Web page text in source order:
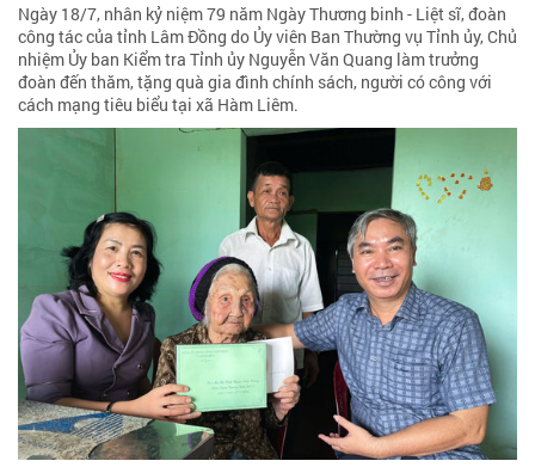
Ngày 18/7, nhân kỷ niệm 79 năm Ngày Thương binh - Liệt sĩ, đoàn
công tác của tỉnh Lâm Đồng do Ủy viên Ban Thường vụ Tỉnh ủy, Chủ
nhiệm Ủy ban Kiểm tra Tỉnh ủy Nguyễn Văn Quang làm trưởng
đoàn đến thăm, tặng quà gia đình chính sách, người có công với
cách mạng tiêu biểu tại xã Hàm Liêm.